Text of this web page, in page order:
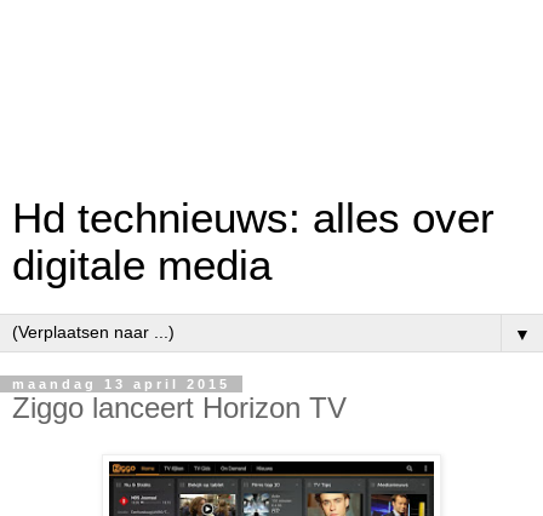
Hd technieuws: alles over
digitale media
▼
maandag 13 april 2015
Ziggo lanceert Horizon TV